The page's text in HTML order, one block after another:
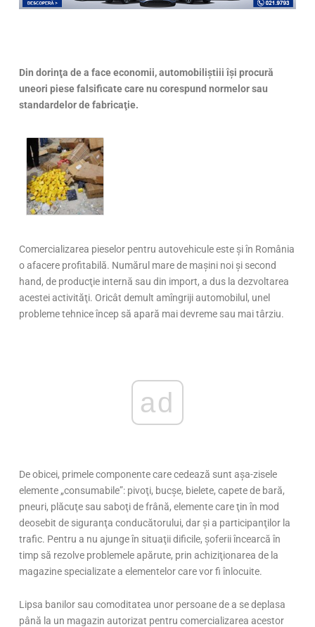
Din dorinţa de a face economii, automobiliştiii îşi procură
uneori piese falsificate care nu corespund normelor sau
standardelor de fabricaţie.
Comercializarea pieselor pentru autovehicule este şi în România
o afacere profitabilă. Numărul mare de maşini noi şi second
hand, de producţie internă sau din import, a dus la dezvoltarea
acestei activităţi. Oricât demult amîngriji automobilul, unel
probleme tehnice încep să apară mai devreme sau mai târziu.
ad
De obicei, primele componente care cedează sunt aşa-zisele
elemente „consumabile”: pivoţi, bucșe, bielete, capete de bară,
pneuri, plăcuţe sau saboţi de frână, elemente care ţin în mod
deosebit de siguranţa conducătorului, dar şi a participanţilor la
trafic. Pentru a nu ajunge în situaţii dificile, şoferii încearcă în
timp să rezolve problemele apărute, prin achiziţionarea de la
magazine specializate a elementelor care vor fi înlocuite.
Lipsa banilor sau comoditatea unor persoane de a se deplasa
până la un magazin autorizat pentru comercializarea acestor